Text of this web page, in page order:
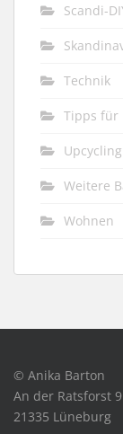
Scandi-
Technik
Tipps für
Upcycling
Weitere
Wohnen
© Anika Barton
An der Ratsforst 9
21335 Lüneburg